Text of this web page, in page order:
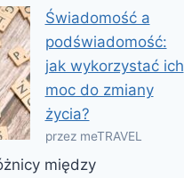
Świadomość a
podświadomość:
jak wykorzystać ich
moc do zmiany
życia?
przez meTRAVEL
między